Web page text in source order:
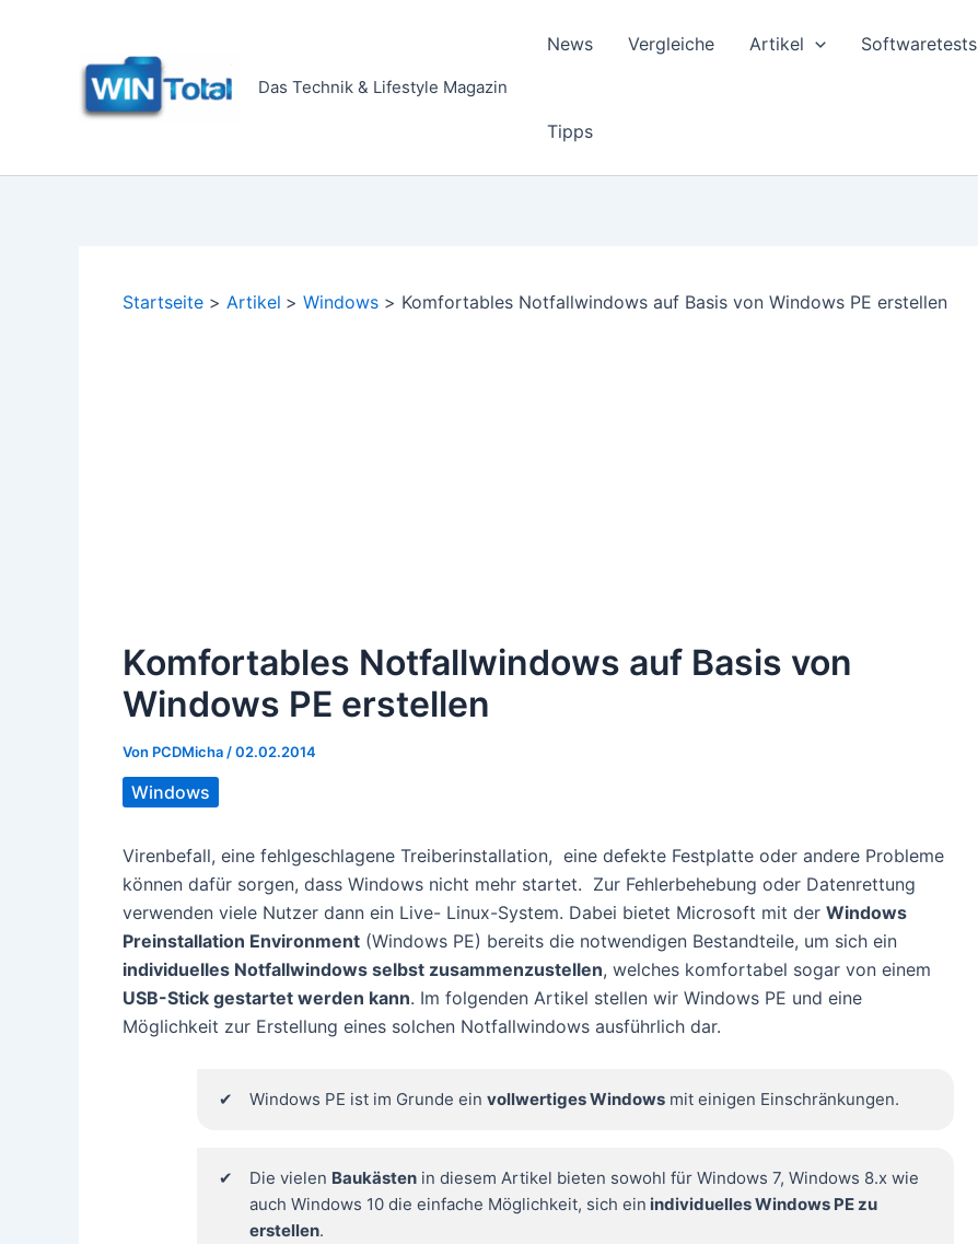
Das Technik & Lifestyle Magazin
News Vergleiche Artikel Softwaretests
Tipps
Startseite Artikel Windows Komfortables Notfallwindows auf Basis von Windows PE erstellen
Komfortables Notfallwindows auf Basis von
Windows PE erstellen
Von PCDMicha /02.02.2014
Windows
Virenbefall, eine fehlgeschlagene Treiberinstallation, eine defekte Festplatte oder andere Probleme
können dafür sorgen, dass Windows nicht mehr startet. Zur Fehlerbehebung oder Datenrettung
verwenden viele Nutzer dann ein Live- Linux-System. Dabei bietet Microsoft mit der Windows
Preinstallation Environment (Windows PE) bereits die notwendigen Bestandteile, um sich ein
individuelles Notfallwindows selbst zusammenzustellen, welches komfortabel sogar von einem
USB-Stick gestartet werden kann. Im folgenden Artikel stellen wir Windows PE und eine
Möglichkeit zur Erstellung eines solchen Notfallwindows ausführlich dar.
Windows PE ist im Grunde ein vollwertiges Windows mit einigen Einschränkungen.
Die vielen Baukästen in diesem Artikel bieten sowohl für Windows 7, Windows 8.x wie
auch Windows 10 die einfache Möglichkeit, sich ein individuelles Windows PE zu
erstellen.